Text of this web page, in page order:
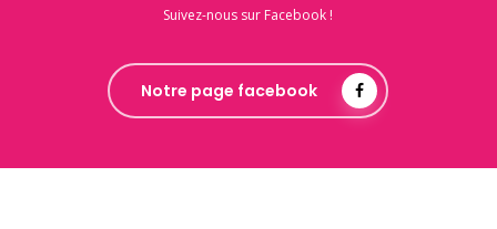
Suivez-nous sur Facebook !
Notre page facebook